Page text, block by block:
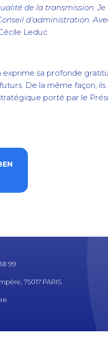
de la transmission.
d’administration.
Leduc.
exprime sa profonde
De la même façon,
porté par le
99
75017 PARIS